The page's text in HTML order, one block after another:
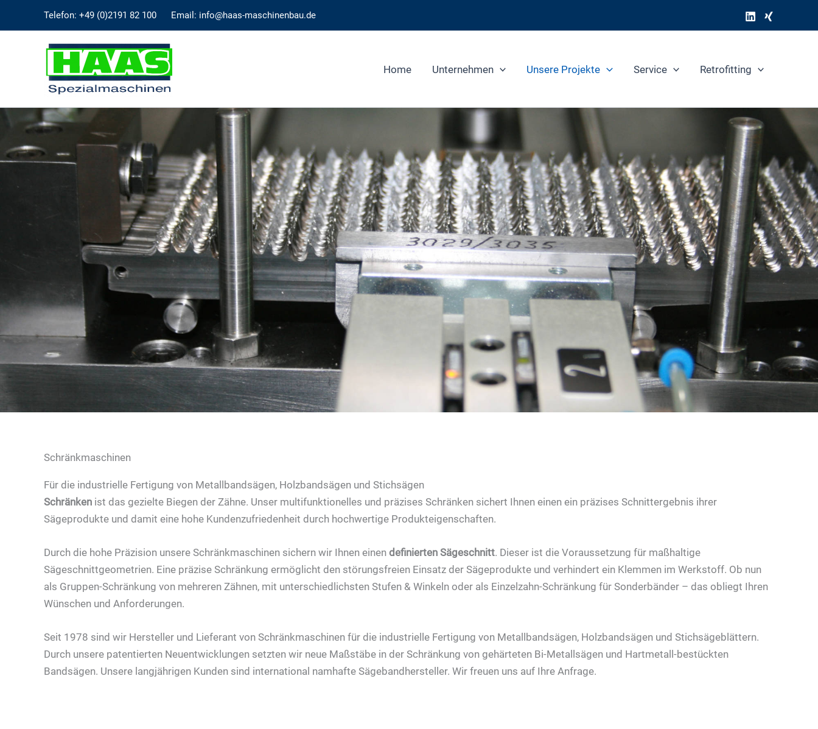
Telefon: +49 (0)2191 82 100 Email: info@haas-maschinenbau.de
Home Unternehmen Unsere Projekte Service Retrofitting
Schränkmaschinen
Für die industrielle Fertigung von Metallbandsägen, Holzbandsägen und Stichsägen
Schränken ist das gezielte Biegen der Zähne. Unser multifunktionelles und präzises Schränken sichert Ihnen einen ein präzises Schnittergebnis ihrer
Sägeprodukte und damit eine hohe Kundenzufriedenheit durch hochwertige Produkteigenschaften.
Durch die hohe Präzision unsere Schränkmaschinen sichern wir Ihnen einen definierten Sägeschnitt. Dieser ist die Voraussetzung für maßhaltige
Sägeschnittgeometrien. Eine präzise Schränkung ermöglicht den störungsfreien Einsatz der Sägeprodukte und verhindert ein Klemmen im Werkstoff. Ob nun
als Gruppen-Schränkung von mehreren Zähnen, mit unterschiedlichsten Stufen & Winkeln oder als Einzelzahn-Schränkung für Sonderbänder – das obliegt Ihren
Wünschen und Anforderungen.
Seit 1978 sind wir Hersteller und Lieferant von Schränkmaschinen für die industrielle Fertigung von Metallbandsägen, Holzbandsägen und Stichsägeblättern.
Durch unsere patentierten Neuentwicklungen setzten wir neue Maßstäbe in der Schränkung von gehärteten Bi-Metallsägen und Hartmetall-bestückten
Bandsägen. Unsere langjährigen Kunden sind international namhafte Sägebandhersteller. Wir freuen uns auf Ihre Anfrage.